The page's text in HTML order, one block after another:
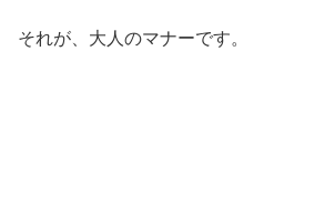
それが、大人のマナーです。